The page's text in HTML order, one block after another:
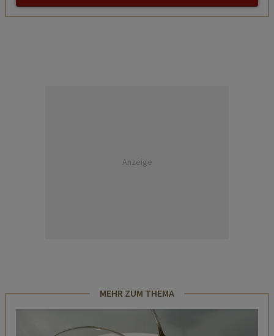
Anzeige
MEHR ZUM THEMA